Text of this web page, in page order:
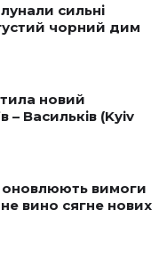
сильні
чорний дим
новий
– Васильків (Kyiv
вимоги
вино сягне нових